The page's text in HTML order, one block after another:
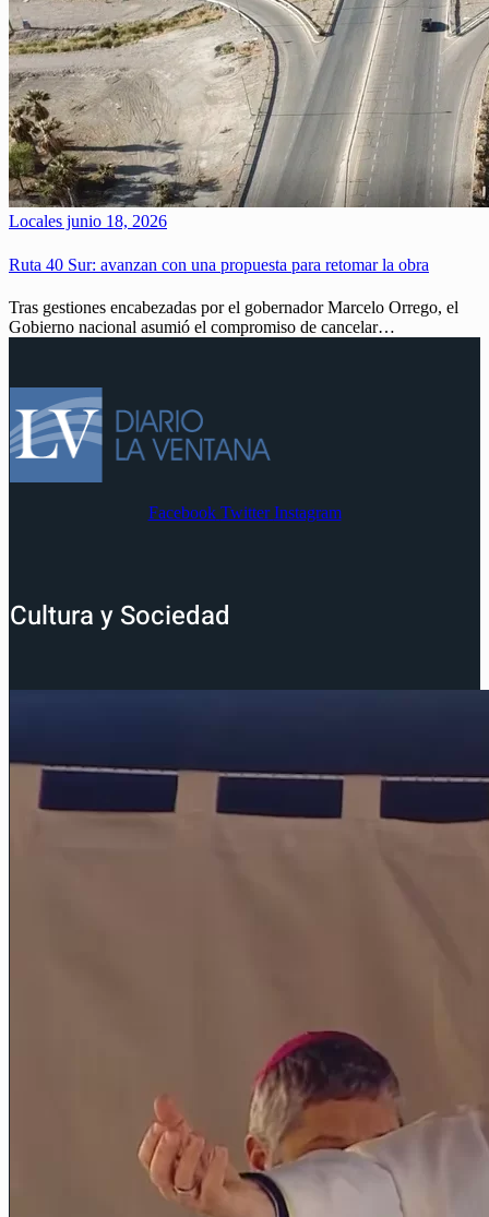
Locales junio 18, 2026
Ruta 40 Sur: avanzan con una propuesta para retomar la obra
Tras gestiones encabezadas por el gobernador Marcelo Orrego, el
Gobierno nacional asumió el compromiso de cancelar…
Facebook Twitter Instagram
Cultura y Sociedad